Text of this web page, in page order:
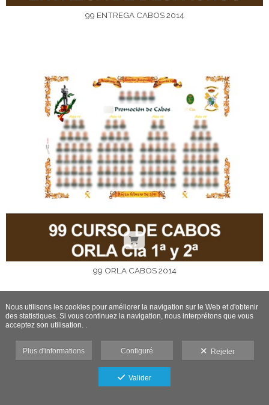
99 ENTREGA CABOS 2014
99 ORLA CABOS 2014
Nous utilisons les cookies pour améliorer la navigation sur le Web et d'obtenir
des statistiques. Si vous continuez la navigation, nous interprétons que vous
acceptez son utilisation. .
Plus d'informations Configuré Rejeter
Valider